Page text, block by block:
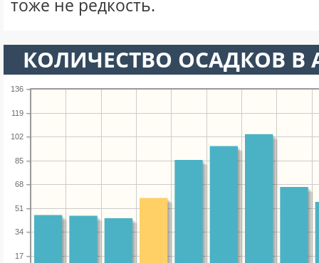
тоже не редкость.
КОЛИЧЕСТВО ОСАДКОВ В
17
34
51
68
85
102
119
136